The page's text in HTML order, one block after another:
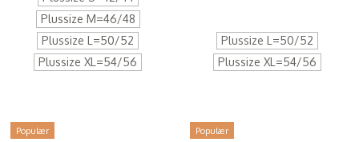
Plussize M=46/48
Plussize L=50/52
Plussize XL=54/56
Plussize L=50/52
Plussize XL=54/56
Populær Populær